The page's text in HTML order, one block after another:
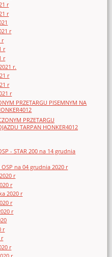
r
r
r
r
r
r
r.
r
r
r
PRZETARGU PISEMNYM NA
PRZETARGU
TARPAN HONKER4012
- STAR 200 na 14 grudnia
na 04 grudnia 2020 r
r
r
2020 r
r
r
r
r
r